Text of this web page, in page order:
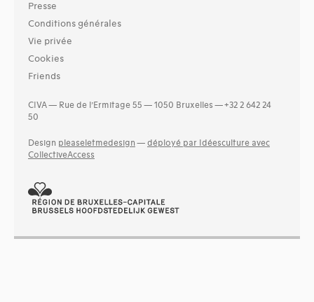
Presse
Conditions générales
Vie privée
Cookies
Friends
CIVA — Rue de l’Ermitage 55 — 1050 Bruxelles — +32 2 642 24
50
Design pleaseletmedesign — déployé par Idéesculture avec
CollectiveAccess